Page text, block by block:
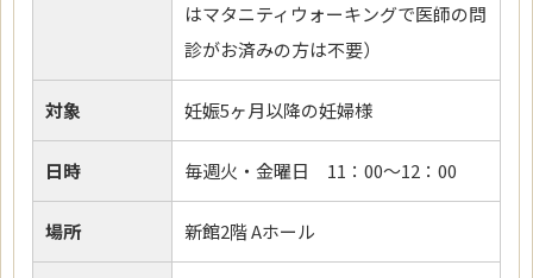
はマタニティウォーキングで医師の問
診がお済みの方は不要）
対象 妊娠5ヶ月以降の妊婦様
日時 毎週火・金曜日 11：00～12：00
場所 新館2階 Aホール